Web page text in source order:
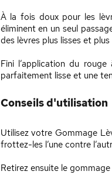
À la fois doux pour les
éliminent en un seul
des lèvres plus lisses et
Fini l’application du
parfaitement lisse et une
Conseils d'utilisation
Utilisez votre Gommage
frottez-les l’une contre
Retirez ensuite le